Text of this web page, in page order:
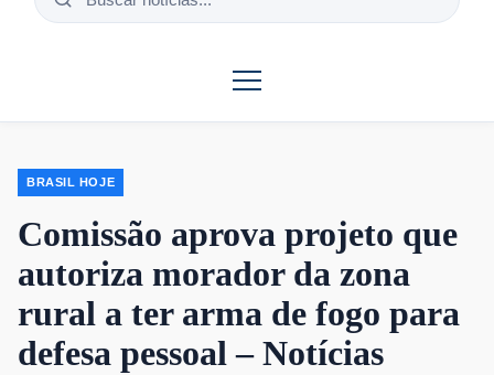
Buscar
BRASIL HOJE
Comissão aprova projeto que
autoriza morador da zona
rural a ter arma de fogo para
defesa pessoal – Notícias